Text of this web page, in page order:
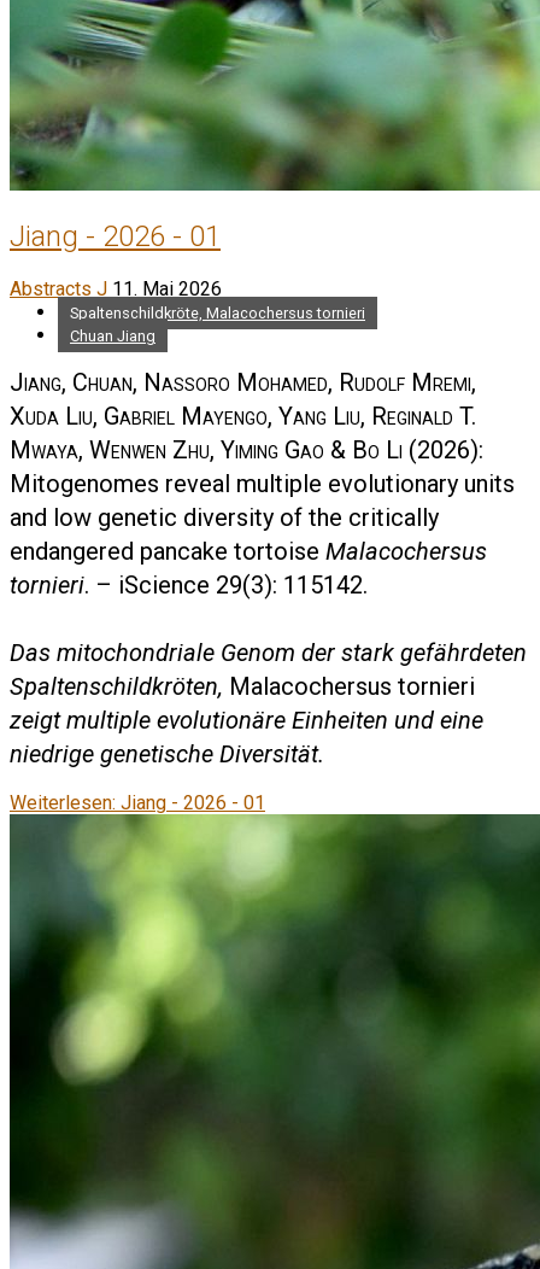
Jiang - 2026 - 01
Abstracts J 11. Mai 2026
Spaltenschildkröte, Malacochersus tornieri
Chuan Jiang
Jiang, Chuan, Nassoro Mohamed, Rudolf Mremi,
Xuda Liu, Gabriel Mayengo, Yang Liu, Reginald T.
Mwaya, Wenwen Zhu, Yiming Gao & Bo Li (2026):
Mitogenomes reveal multiple evolutionary units
and low genetic diversity of the critically
endangered pancake tortoise Malacochersus
tornieri. – iScience 29(3): 115142.
Das mitochondriale Genom der stark gefährdeten
Spaltenschildkröten, Malacochersus tornieri
zeigt multiple evolutionäre Einheiten und eine
niedrige genetische Diversität.
Weiterlesen: Jiang - 2026 - 01